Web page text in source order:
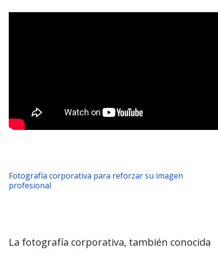
Fotografía corporativa para reforzar su imagen
profesional
La fotografía corporativa, también conocida